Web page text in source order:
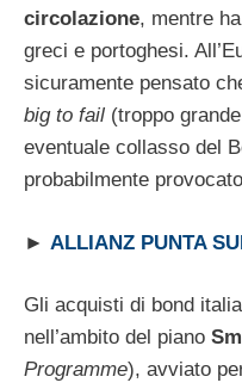
circolazione, mentre
greci e portoghesi.
sicuramente pensato
big to fail (troppo
eventuale collasso del
probabilmente
► ALLIANZ PUNTA
Gli acquisti di bond
nell’ambito del piano
Programme), avviato